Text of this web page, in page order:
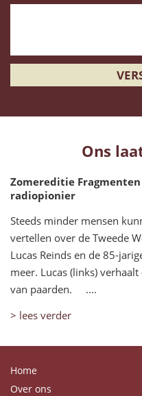
Ons
Zomereditie
radiopionier
Steeds minder mensen
vertellen over de Tweede
Lucas Reinds en de 85-
meer. Lucas (links)
van paarden. ....
> lees verder
Home
Over ons